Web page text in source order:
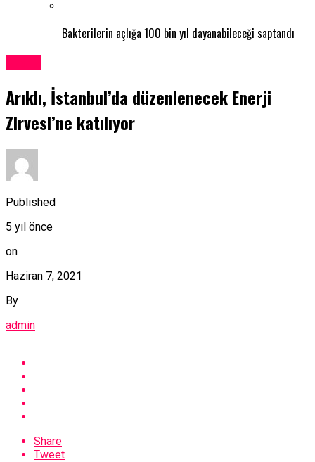
Bakterilerin açlığa 100 bin yıl dayanabileceği saptandı
Arıklı, İstanbul’da düzenlenecek Enerji
Zirvesi’ne katılıyor
Published
5 yıl önce
on
Haziran 7, 2021
By
admin
Share
Tweet